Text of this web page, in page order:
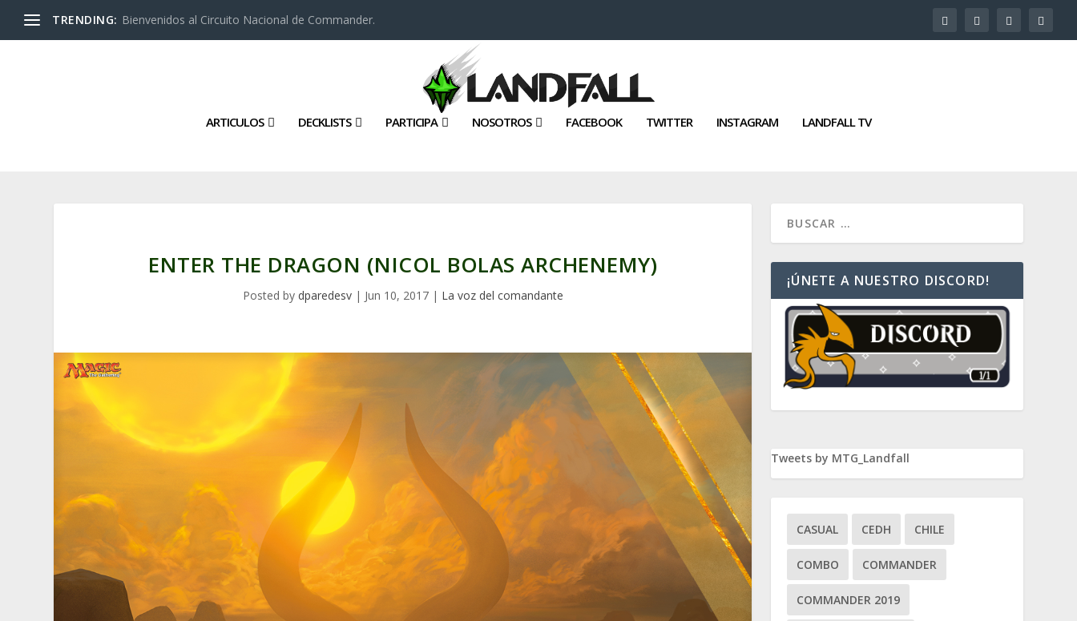
TRENDING: Bienvenidos al Circuito Nacional de Commander.
ARTICULOS DECKLISTS PARTICIPA NOSOTROS FACEBOOK TWITTER INSTAGRAM LANDFALL TV
ENTER THE DRAGON (NICOL BOLAS ARCHENEMY)
Posted by dparedesv| Jun 10, 2017| La voz del comandante
¡ÚNETE A NUESTRO DISCORD!
Tweets by MTG_Landfall
CASUAL CEDH CHILE
COMBO COMMANDER
COMMANDER 2019